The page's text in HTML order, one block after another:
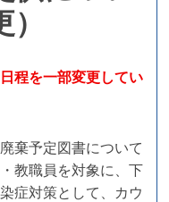
程を一部変更してい
棄予定図書について
教職員を対象に、下
症対策として、カウ